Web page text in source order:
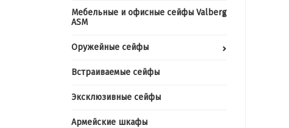
Мебельные и офисные сейфы Valberg
ASM
Оружейные сейфы
Встраиваемые сейфы
Эксклюзивные сейфы
Армейские шкафы